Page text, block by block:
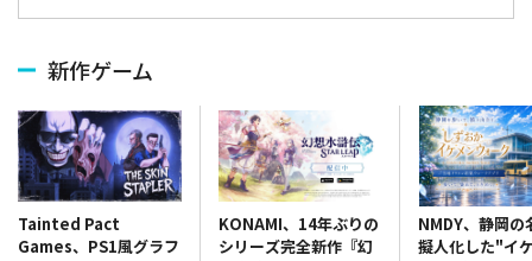
新作ゲーム
Tainted Pact
Games、PS1風グラフ
KONAMI、14年ぶりの
シリーズ完全新作『幻
NMDY、静岡の
擬人化した"イ